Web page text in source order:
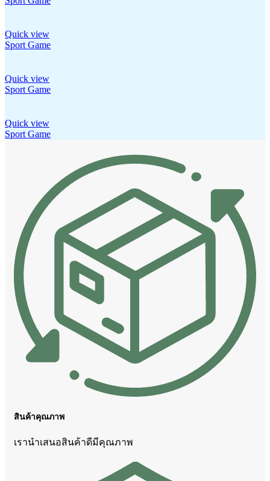
Quick view
Sport Game
Quick view
Sport Game
Quick view
Sport Game
สินค้าคุณภาพ
เรานำเสนอสินค้าดีมีคุณภาพ